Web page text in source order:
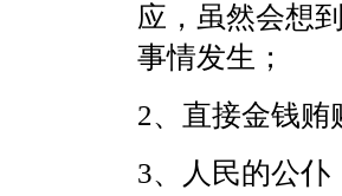
应，虽然会想
事情发生；
2、直接金钱贿
3、人民的公仆